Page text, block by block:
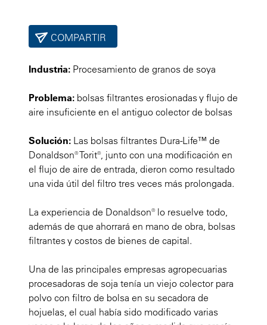
COMPARTIR
Industria: Procesamiento de granos de soya
Problema: bolsas filtrantes erosionadas y flujo de
aire insuficiente en el antiguo colector de bolsas
Solución: Las bolsas filtrantes Dura-Life™ de
Donaldson® Torit®, junto con una modificación en
el flujo de aire de entrada, dieron como resultado
una vida útil del filtro tres veces más prolongada.
La experiencia de Donaldson® lo resuelve todo,
además de que ahorrará en mano de obra, bolsas
filtrantes y costos de bienes de capital.
Una de las principales empresas agropecuarias
procesadoras de soja tenía un viejo colector para
polvo con filtro de bolsa en su secadora de
hojuelas, el cual había sido modificado varias